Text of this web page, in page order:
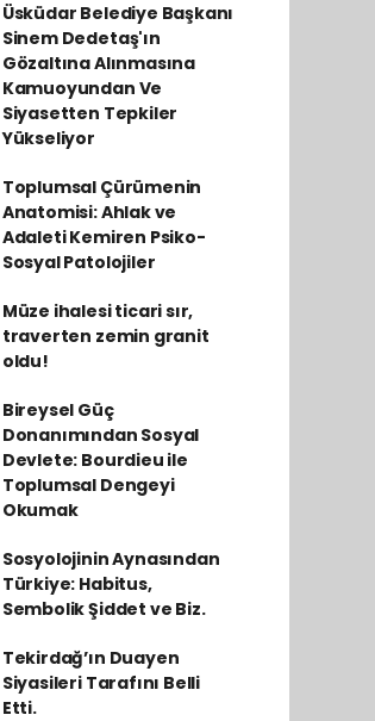
Üsküdar Belediye Başkanı
Sinem Dedetaş'ın
Gözaltına Alınmasına
Kamuoyundan Ve
Siyasetten Tepkiler
Yükseliyor
Toplumsal Çürümenin
Anatomisi: Ahlak ve
Adaleti Kemiren Psiko-
Sosyal Patolojiler
Müze ihalesi ticari sır,
traverten zemin granit
oldu!
Bireysel Güç
Donanımından Sosyal
Devlete: Bourdieu ile
Toplumsal Dengeyi
Okumak
Sosyolojinin Aynasından
Türkiye: Habitus,
Sembolik Şiddet ve Biz.
Tekirdağ’ın Duayen
Siyasileri Tarafını Belli
Etti.